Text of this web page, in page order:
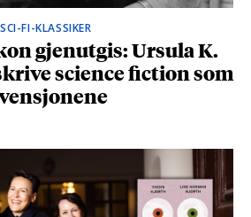
FI-KLASSIKER
gjenutgis: Ursula K.
science fiction som